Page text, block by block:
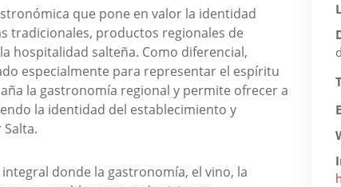
que pone en valor la identidad
tradicionales, productos regionales de
hospitalidad salteña. Como diferencial,
especialmente para representar el espíritu
la gastronomía regional y permite ofrecer a
la identidad del establecimiento y
donde la gastronomía, el vino, la